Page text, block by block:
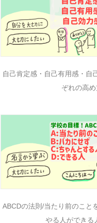
自己肯定感・自己有用感・自
ぞれの高
ABCDの法則/当たり前のこと
やる人ができる